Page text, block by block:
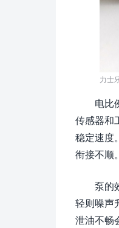
力士
电比
传感器和
稳定速度
衔接不顺
泵的
轻则噪声
泄油不畅